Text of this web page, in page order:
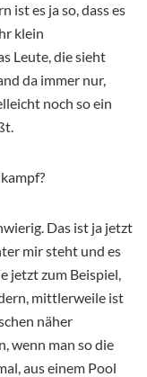
ist es ja so, dass es
klein
Leute, die sieht
da immer nur,
noch so ein
Das ist ja jetzt
mir steht und es
jetzt zum Beispiel,
mittlerweile ist
näher
wenn man so die
aus einem Pool